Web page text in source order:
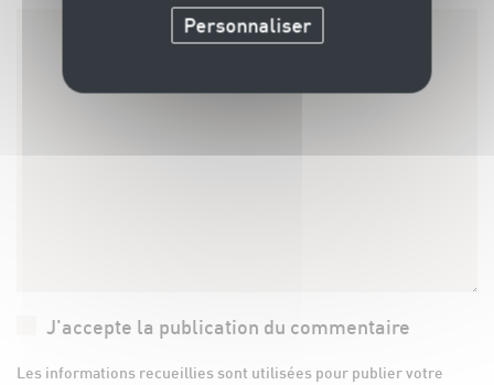
J'accepte la publication du commentaire
Les informations recueillies sont utilisées pour publier votre
Personnaliser